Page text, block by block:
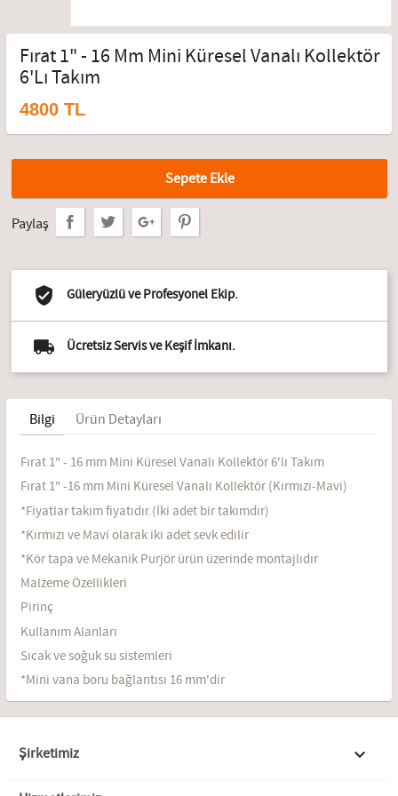
Fırat 1" - 16 Mm Mini Küresel Vanalı Kollektör
6'lı Takım
4800 TL
Sepete Ekle
Paylaş
Güleryüzlü ve Profesyonel Ekip.
Ücretsiz Servis ve Keşif İmkanı.
Bilgi Ürün Detayları
Fırat 1" - 16 mm Mini Küresel Vanalı Kollektör 6'lı Takım
Fırat 1" -16 mm Mini Küresel Vanalı Kollektör (Kırmızı-Mavi)
*Fiyatlar takım fiyatıdır.(İki adet bir takımdır)
*Kırmızı ve Mavi olarak iki adet sevk edilir
*Kör tapa ve Mekanik Purjör ürün üzerinde montajlıdır
Malzeme Özellikleri
Pirinç
Kullanım Alanları
Sıcak ve soğuk su sistemleri
*Mini vana boru bağlantısı 16 mm'dir
Şirketimiz 